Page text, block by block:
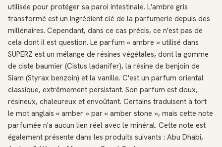
utilisée pour protéger sa paroi intestinale. L'ambre gris
transformé est un ingrédient clé de la parfumerie depuis des
millénaires. Cependant, dans ce cas précis, ce n'est pas de
cela dont il est question. Le parfum « ambre » utilisé dans
SUPERZ est un mélange de résines végétales, dont la gomme
de ciste baumier (Cistus ladanifer), la résine de benjoin de
Siam (Styrax benzoin) et la vanille. C'est un parfum oriental
classique, extrêmement persistant. Son parfum est doux,
résineux, chaleureux et envoûtant. Certains traduisent à tort
le mot anglais « amber » par « amber stone », mais cette note
parfumée n'a aucun lien réel avec le minéral. Cette note est
également présente dans les produits suivants : Abu Dhabi,